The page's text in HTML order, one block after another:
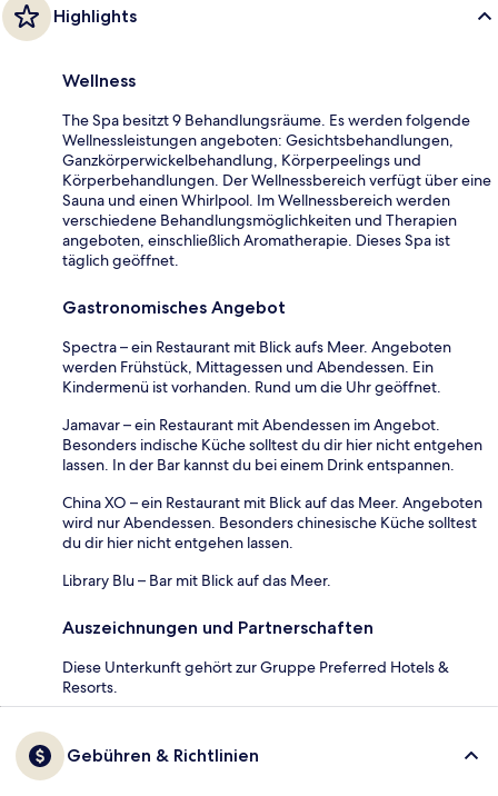
Highlights
Wellness
The Spa besitzt 9 Behandlungsräume. Es werden folgende
Wellnessleistungen angeboten: Gesichtsbehandlungen,
Ganzkörperwickelbehandlung, Körperpeelings und
Körperbehandlungen. Der Wellnessbereich verfügt über eine
Sauna und einen Whirlpool. Im Wellnessbereich werden
verschiedene Behandlungsmöglichkeiten und Therapien
angeboten, einschließlich Aromatherapie. Dieses Spa ist
täglich geöffnet.
Gastronomisches Angebot
Spectra – ein Restaurant mit Blick aufs Meer. Angeboten
werden Frühstück, Mittagessen und Abendessen. Ein
Kindermenü ist vorhanden. Rund um die Uhr geöffnet.
Jamavar – ein Restaurant mit Abendessen im Angebot.
Besonders indische Küche solltest du dir hier nicht entgehen
lassen. In der Bar kannst du bei einem Drink entspannen.
China XO – ein Restaurant mit Blick auf das Meer. Angeboten
wird nur Abendessen. Besonders chinesische Küche solltest
du dir hier nicht entgehen lassen.
Library Blu – Bar mit Blick auf das Meer.
Auszeichnungen und Partnerschaften
Diese Unterkunft gehört zur Gruppe Preferred Hotels &
Resorts.
Gebühren & Richtlinien